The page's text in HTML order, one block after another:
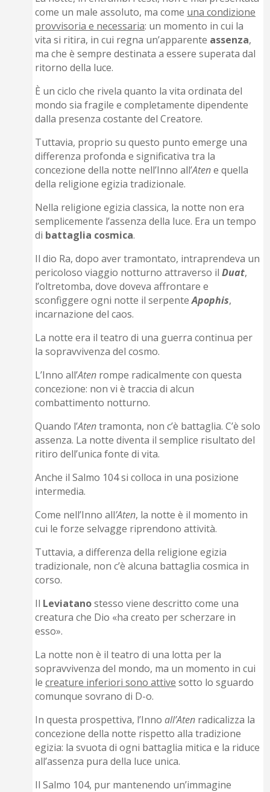
come un male assoluto, ma come una condizione
provvisoria e necessaria: un momento in cui la
vita si ritira, in cui regna un’apparente assenza,
ma che è sempre destinata a essere superata dal
ritorno della luce.
È un ciclo che rivela quanto la vita ordinata del
mondo sia fragile e completamente dipendente
dalla presenza costante del Creatore.
Tuttavia, proprio su questo punto emerge una
differenza profonda e significativa tra la
concezione della notte nell’Inno all’Atene quella
della religione egizia tradizionale.
Nella religione egizia classica, la notte non era
semplicemente l’assenza della luce. Era un tempo
di battaglia cosmica.
Il dio Ra, dopo aver tramontato, intraprendeva un
pericoloso viaggio notturno attraverso ilDuat,
l’oltretomba, dove doveva affrontare e
sconfiggere ogni notte il serpenteApophis,
incarnazione del caos.
La notte era il teatro di una guerra continua per
la sopravvivenza del cosmo.
L’Inno all’Aten rompe radicalmente con questa
concezione: non vi è traccia di alcun
combattimento notturno.
Quando l’Atentramonta, non c’è battaglia. C’è solo
assenza. La notte diventa il semplice risultato del
ritiro dell’unica fonte di vita.
Anche il Salmo 104 si colloca in una posizione
intermedia.
Come nell’Inno all’Aten, la notte è il momento in
cui le forze selvagge riprendono attività.
Tuttavia, a differenza della religione egizia
tradizionale, non c’è alcuna battaglia cosmica in
corso.
Il Leviatanostesso viene descritto come una
creatura che Dio «ha creato per scherzare in
esso».
La notte non è il teatro di una lotta per la
sopravvivenza del mondo, ma un momento in cui
lecreature inferiori sono attive sotto lo sguardo
comunque sovrano di D-o.
In questa prospettiva, l’Innoall’Aten radicalizza la
concezione della notte rispetto alla tradizione
egizia: la svuota di ogni battaglia mitica e la riduce
all’assenza pura della luce unica.
Il Salmo 104, pur mantenendo un’immagine